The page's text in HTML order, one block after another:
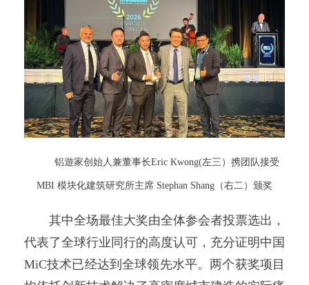
铝遊家创始人兼董事长Eric Kwong(左三）携团队接受
MBI 模块化建筑研究所主席 Stephan Shang（右二）颁奖
其中全场最佳大奖由全体参会者投票选出，
代表了全球行业同行的高度认可，充分证明中国
MiC技术已经达到全球领先水平。两个获奖项目